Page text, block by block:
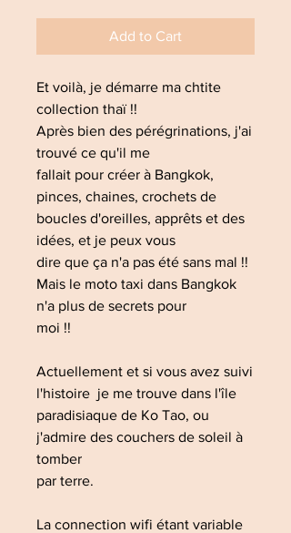
Add to Cart
Et voilà, je démarre ma chtite
collection thaï !!
Après bien des pérégrinations, j'ai
trouvé ce qu'il me
fallait pour créer à Bangkok,
pinces, chaines, crochets de
boucles d'oreilles, apprêts et des
idées, et je peux vous
dire que ça n'a pas été sans mal !!
Mais le moto taxi dans Bangkok
n'a plus de secrets pour
moi !!
Actuellement et si vous avez suivi
l'histoire je me trouve dans l'île
paradisiaque de Ko Tao, ou
j'admire des couchers de soleil à
tomber
par terre.
La connection wifi étant variable